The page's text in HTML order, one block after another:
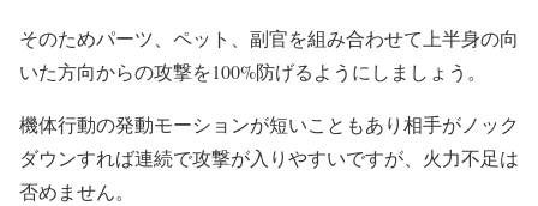
そのためパーツ、ペット、副官を組み合わせて上半身の向
いた方向からの攻撃を100%防げるようにしましょう。
機体行動の発動モーションが短いこともあり相手がノック
ダウンすれば連続で攻撃が入りやすいですが、火力不足は
否めません。